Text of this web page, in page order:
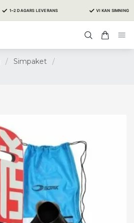
✓ 1–2 DAGARS LEVERANS ✓ VI KAN SIMNING
/ Simpaket
/